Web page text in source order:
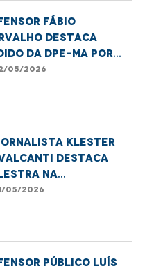
Fábio
destaca
da DPE-MA por
da lei que
femininos
05/2026
Klester
destaca
na
do
05/2026
Público Luís